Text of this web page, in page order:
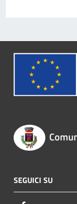
SEGUICI SU